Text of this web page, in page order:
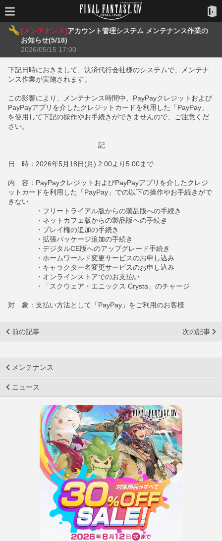
[メンテナンス]アカウント管理システム メンテナンス作業の
お知らせ(5/18)
2026/05/15 17:00
下記日時におきまして、決済代行会社様のシステムで、メンテナ
ンス作業が実施されます。
この影響により、メンテナンス時間中、PayPayクレジットおよび
PayPayアプリを介したクレジットカードを利用した「PayPay」
を使用して下記の操作やお手続きができませんので、ご注意くだ
さい。
記
日 時：2026年5月18日(月) 2:00より5:00まで
内 容：PayPayクレジットおよびPayPayアプリを介したクレジ
ットカードを利用した「PayPay」での以下の操作やお手続きがで
きない
・フリートライアル版からの製品版への手続き
・ネットカフェ版からの製品版への手続き
・プレイ権の追加の手続き
・拡張パッケージ追加の手続き
・デジタルCE版へのアップグレード手続き
・ホームワールド変更サービスのお申し込み
・キャラクター名変更サービスのお申し込み
・オンラインストアでのお支払い
・「スクウェア・エニックス Crysta」のチャージ
対 象：支払い方法として「PayPay」をご利用のお客様
前の記事 次の記事
メンテナンス
ニュース